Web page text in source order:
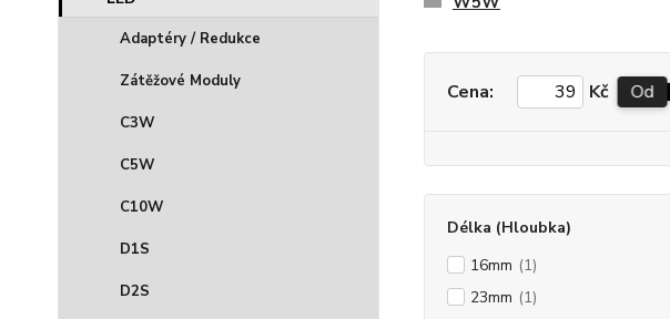
Adaptéry / Redukce
Zátěžové Moduly
C3W
C5W
C10W
D1S
D2S
Cena: Kč Od
Délka (Hloubka)
16mm (1)
23mm (1)